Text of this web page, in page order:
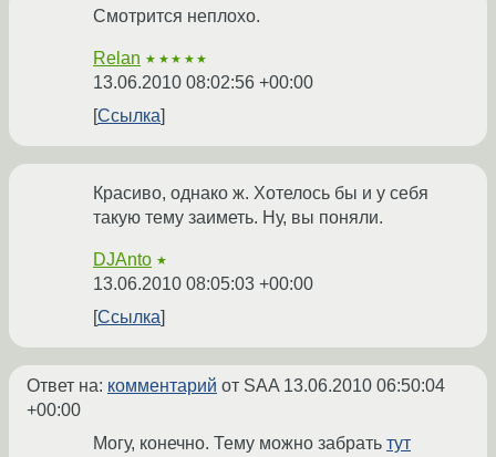
Смотрится неплохо.
Relan ★★★★★
13.06.2010 08:02:56 +00:00
Ссылка
Красиво, однако ж. Хотелось бы и у себя
такую тему заиметь. Ну, вы поняли.
DJAnto ★
13.06.2010 08:05:03 +00:00
Ссылка
Ответ на: комментарий от SAA 13.06.2010 06:50:04
+00:00
Могу, конечно. Тему можно забрать тут